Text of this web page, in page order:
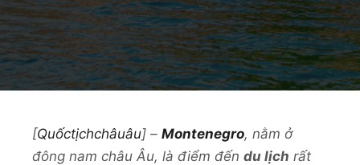
[Quốctịchchâuâu] – Montenegro, nằm ở
đông nam châu Âu, là điểm đến du lịch rất